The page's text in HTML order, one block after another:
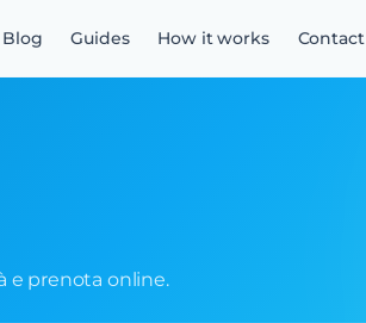
Blog Guides How it works Contact
e prenota online.